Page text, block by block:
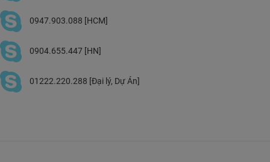
0947.903.088 [HCM]
0904.655.447 [HN]
01222.220.288 [Đại lý, Dự Án]